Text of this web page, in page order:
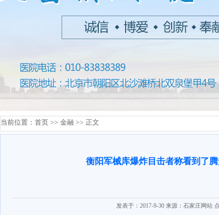
当前位置： 首页 >> 金融 >> 正文
衡阳军械库爆炸目击者称看到了
发表于：2017-9-30 来源：石家庄网站